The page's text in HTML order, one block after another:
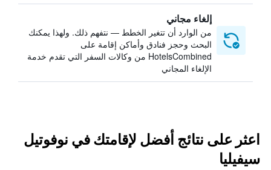
إلغاء مجاني
من الوارد أن تتغير الخطط — نتفهم ذلك. ولهذا يمكنك
البحث وحجز فنادق وأماكن إقامة على
HotelsCombined من وكالات السفر التي تقدم خدمة
الإلغاء المجاني
اعثر على نتائج أفضل لإقامتك في نوفوتيل
سيفيليا